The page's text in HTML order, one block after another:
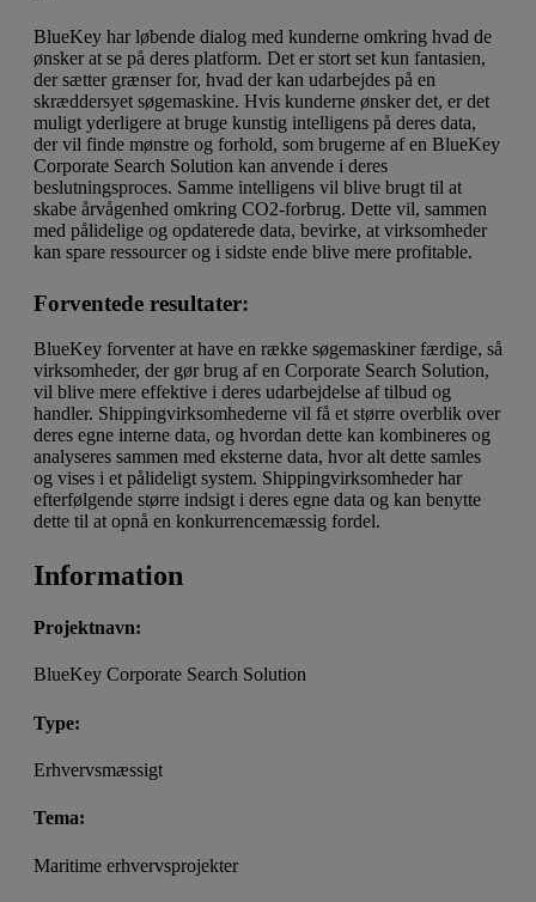
BlueKey har løbende dialog med kunderne omkring hvad de
ønsker at se på deres platform. Det er stort set kun fantasien,
der sætter grænser for, hvad der kan udarbejdes på en
skræddersyet søgemaskine. Hvis kunderne ønsker det, er det
muligt yderligere at bruge kunstig intelligens på deres data,
der vil finde mønstre og forhold, som brugerne af en BlueKey
Corporate Search Solution kan anvende i deres
beslutningsproces. Samme intelligens vil blive brugt til at
skabe årvågenhed omkring CO2-forbrug. Dette vil, sammen
med pålidelige og opdaterede data, bevirke, at virksomheder
kan spare ressourcer og i sidste ende blive mere profitable.
Forventede resultater:
BlueKey forventer at have en række søgemaskiner færdige, så
virksomheder, der gør brug af en Corporate Search Solution,
vil blive mere effektive i deres udarbejdelse af tilbud og
handler. Shippingvirksomhederne vil få et større overblik over
deres egne interne data, og hvordan dette kan kombineres og
analyseres sammen med eksterne data, hvor alt dette samles
og vises i et pålideligt system. Shippingvirksomheder har
efterfølgende større indsigt i deres egne data og kan benytte
dette til at opnå en konkurrencemæssig fordel.
Information
Projektnavn:
BlueKey Corporate Search Solution
Type:
Erhvervsmæssigt
Tema:
Maritime erhvervsprojekter